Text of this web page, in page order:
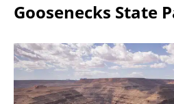
Goosenecks State